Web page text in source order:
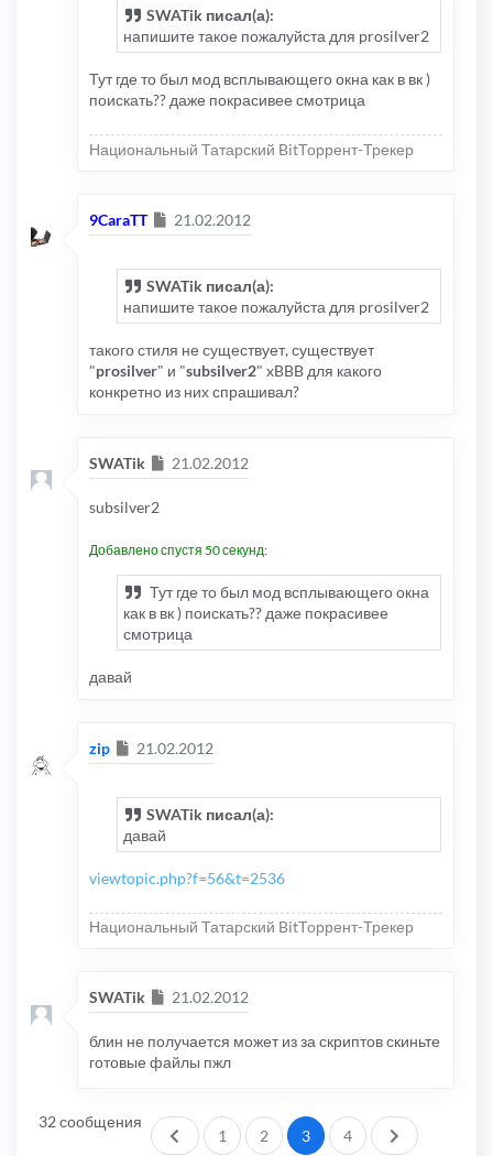
SWATik писал(а):
напишите такое пожалуйста для prosilver2
Тут где то был мод всплывающего окна как в вк )
поискать?? даже покрасивее смотрица
Национальный Татарский BitТоррент-Трекер
9CaraTT Сообщение
21.02.2012
SWATik писал(а):
напишите такое пожалуйста для prosilver2
такого стиля не существует, существует
"prosilver" и "subsilver2" xBBB для какого
конкретно из них спрашивал?
SWATik Сообщение
21.02.2012
subsilver2
Добавлено спустя 50 секунд:
Тут где то был мод всплывающего окна
как в вк ) поискать?? даже покрасивее
смотрица
давай
zip Сообщение
21.02.2012
SWATik писал(а):
давай
viewtopic.php?f=56&t=2536
Национальный Татарский BitТоррент-Трекер
SWATik Сообщение
21.02.2012
блин не получается может из за скриптов скиньте
готовые файлы пжл
32 сообщения
Пред.1 2 3 4 След.